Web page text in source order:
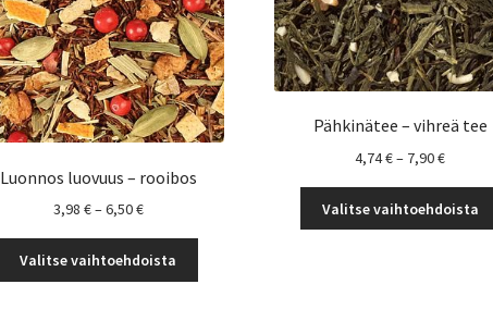
Luonnos luovuus – rooibos
3,98 €–6,50€Hintaluokka:
-
6,50 €
Valitse vaihtoehdoista
Pähkinätee – vihreä tee
4,74€– 7,90€
-
7,90 €
Valitse vaihtoehdoista